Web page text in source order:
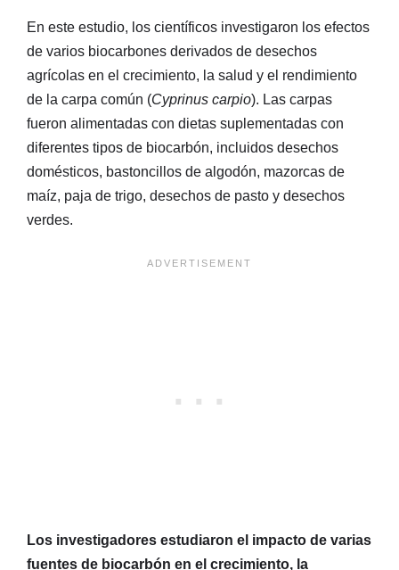
En este estudio, los científicos investigaron los efectos
de varios biocarbones derivados de desechos
agrícolas en el crecimiento, la salud y el rendimiento
de la carpa común (Cyprinus carpio). Las carpas
fueron alimentadas con dietas suplementadas con
diferentes tipos de biocarbón, incluidos desechos
domésticos, bastoncillos de algodón, mazorcas de
maíz, paja de trigo, desechos de pasto y desechos
verdes.
Los investigadores estudiaron el impacto de varias
fuentes de biocarbón en el crecimiento, la